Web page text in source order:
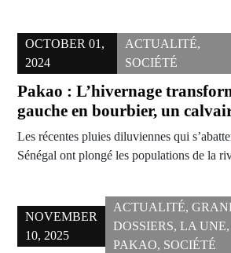
OCTOBER 01,
2024
ACTUALITÉ,
SOCIÉTÉ
Pakao : L’hivernage
gauche en bourbier, un
Les récentes pluies diluviennes qui
Sénégal ont plongé les populations de la
NOVEMBER
10, 2025
ACTUALITÉ,
DOSSIERS, LA UNE,
PAKAO, SOCIÉTÉ